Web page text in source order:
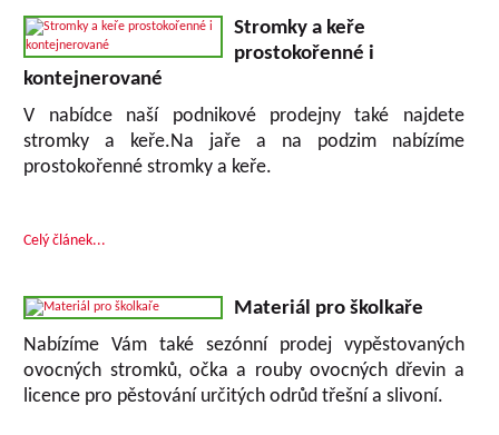
Stromky a keře
prostokořenné i
kontejnerované
V nabídce naší podnikové prodejny také najdete
stromky a keře.Na jaře a na podzim nabízíme
prostokořenné stromky a keře.
Celý článek...
Materiál pro školkaře
Nabízíme Vám také sezónní prodej vypěstovaných
ovocných stromků, očka a rouby ovocných dřevin a
licence pro pěstování určitých odrůd třešní a slivoní.